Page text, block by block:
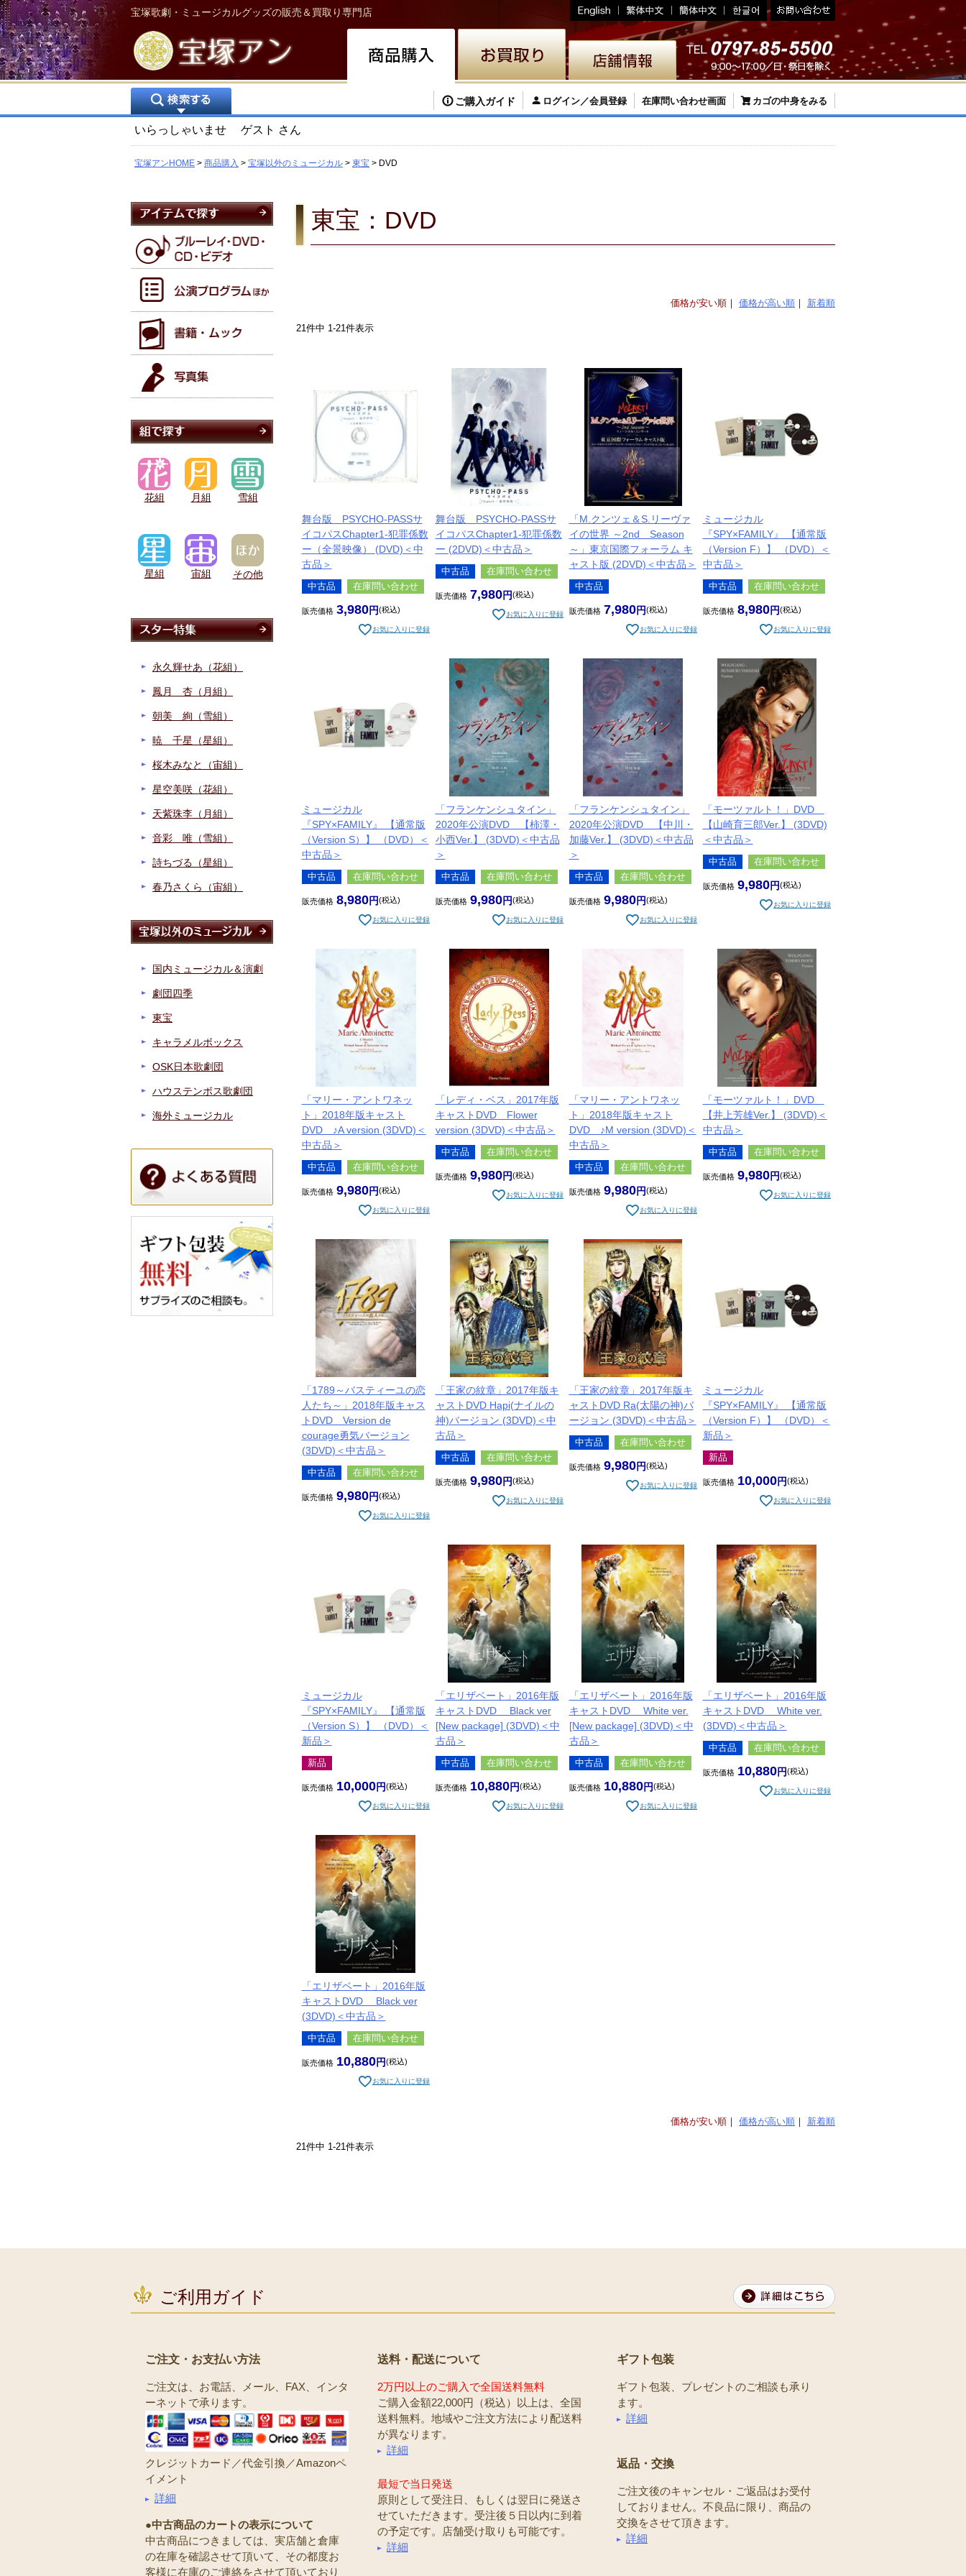
宝塚歌劇・ミュージカルグッズの販売＆買取り専門店
ご購入ガイド ログイン／会員登録 在庫問い合わせ画面 カゴの中身をみる
いらっしゃいませ ゲスト さん
宝塚アンHOME 商品購入 宝塚以外のミュージカル 東宝 DVD
東宝：DVD
価格が安い順 価格が高い順 新着順
21件中 1-21件表示
舞台版 PSYCHO-PASSサ
イコパスChapter1-犯罪係数
ー（全景映像） (DVD)＜中
古品＞
中古品 在庫問い合わせ
販売価格 3,980 税込
お気に入りに登録
舞台版 PSYCHO-PASSサ
イコパスChapter1-犯罪係数
ー (2DVD)＜中古品＞
中古品 在庫問い合わせ
販売価格 7,980 税込
お気に入りに登録
「M.クンツェ＆S.リーヴァ
イの世界 ～2nd Season
～」東京国際フォーラム キ
ャスト版 (2DVD)＜中古品＞
中古品
販売価格 7,980 税込
お気に入りに登録
ミュージカル
『SPY×FAMILY』 【通常版
（Version F）】 （DVD）＜
中古品＞
中古品 在庫問い合わせ
販売価格 8,980 税込
お気に入りに登録
ミュージカル
『SPY×FAMILY』 【通常版
（Version S）】 （DVD）＜
中古品＞
中古品 在庫問い合わせ
販売価格 8,980 税込
お気に入りに登録
「フランケンシュタイン」
2020年公演DVD 【柿澤・
小西Ver.】 (3DVD)＜中古品
＞
中古品 在庫問い合わせ
販売価格 9,980 税込
お気に入りに登録
「フランケンシュタイン」
2020年公演DVD 【中川・
加藤Ver.】 (3DVD)＜中古品
＞
中古品 在庫問い合わせ
販売価格 9,980 税込
お気に入りに登録
「モーツァルト！」DVD
【山崎育三郎Ver.】 (3DVD)
＜中古品＞
中古品 在庫問い合わせ
販売価格 9,980 税込
お気に入りに登録
「マリー・アントワネッ
ト」2018年版キャスト
DVD ♪A version (3DVD)＜
中古品＞
中古品 在庫問い合わせ
販売価格 9,980 税込
お気に入りに登録
「レディ・ベス」2017年版
キャストDVD Flower
version (3DVD)＜中古品＞
中古品 在庫問い合わせ
販売価格 9,980 税込
お気に入りに登録
「マリー・アントワネッ
ト」2018年版キャスト
DVD ♪M version (3DVD)＜
中古品＞
中古品 在庫問い合わせ
販売価格 9,980 税込
お気に入りに登録
「モーツァルト！」DVD
【井上芳雄Ver.】 (3DVD)＜
中古品＞
中古品 在庫問い合わせ
販売価格 9,980 税込
お気に入りに登録
「1789～バスティーユの恋
人たち～」2018年版キャス
トDVD Version de
courage勇気バージョン
(3DVD)＜中古品＞
中古品 在庫問い合わせ
販売価格 9,980 税込
お気に入りに登録
「王家の紋章」2017年版キ
ャストDVD Hapi(ナイルの
神)バージョン (3DVD)＜中
古品＞
中古品 在庫問い合わせ
販売価格 9,980 税込
お気に入りに登録
「王家の紋章」2017年版キ
ャストDVD Ra(太陽の神)バ
ージョン (3DVD)＜中古品＞
中古品 在庫問い合わせ
販売価格 9,980 税込
お気に入りに登録
ミュージカル
『SPY×FAMILY』 【通常版
（Version F）】 （DVD）＜
新品＞
新品
販売価格 10,000 税込
お気に入りに登録
ミュージカル
『SPY×FAMILY』 【通常版
（Version S）】 （DVD）＜
新品＞
新品
販売価格 10,000 税込
お気に入りに登録
「エリザベート」2016年版
キャストDVD Black ver
[New package] (3DVD)＜中
古品＞
中古品 在庫問い合わせ
販売価格 10,880 税込
お気に入りに登録
「エリザベート」2016年版
キャストDVD White ver.
[New package] (3DVD)＜中
古品＞
中古品 在庫問い合わせ
販売価格 10,880 税込
お気に入りに登録
「エリザベート」2016年版
キャストDVD White ver.
(3DVD)＜中古品＞
中古品 在庫問い合わせ
販売価格 10,880 税込
お気に入りに登録
「エリザベート」2016年版
キャストDVD Black ver
(3DVD)＜中古品＞
中古品 在庫問い合わせ
販売価格 10,880 税込
お気に入りに登録
価格が安い順 価格が高い順 新着順
21件中 1-21件表示
花組 月組 雪組
星組 宙組 その他
永久輝せあ（花組）
鳳月 杏（月組）
朝美 絢（雪組）
暁 千星（星組）
桜木みなと（宙組）
星空美咲（花組）
天紫珠李（月組）
音彩 唯（雪組）
詩ちづる（星組）
春乃さくら（宙組）
国内ミュージカル＆演劇
劇団四季
東宝
キャラメルボックス
OSK日本歌劇団
ハウステンボス歌劇団
海外ミュージカル
ご利用ガイド
ご注文・お支払い方法
ご注文は、お電話、メール、FAX、インタ
ーネットで承ります。
クレジットカード／代金引換／Amazonペ
イメント
詳細
●中古商品のカートの表示について
中古商品につきましては、実店舗と倉庫
の在庫を確認させて頂いて、その都度お
客様に在庫のご連絡をさせて頂いており
送料・配送について
2万円以上のご購入で全国送料無料
ご購入金額22,000円（税込）以上は、全国
送料無料。地域やご注文方法により配送料
が異なります。
詳細
最短で当日発送
原則として受注日、もしくは翌日に発送さ
せていただきます。受注後５日以内に到着
の予定です。店舗受け取りも可能です。
詳細
ギフト包装
ギフト包装、プレゼントのご相談も承り
ます。
詳細
返品・交換
ご注文後のキャンセル・ご返品はお受付
しておりません。不良品に限り、商品の
交換をさせて頂きます。
詳細